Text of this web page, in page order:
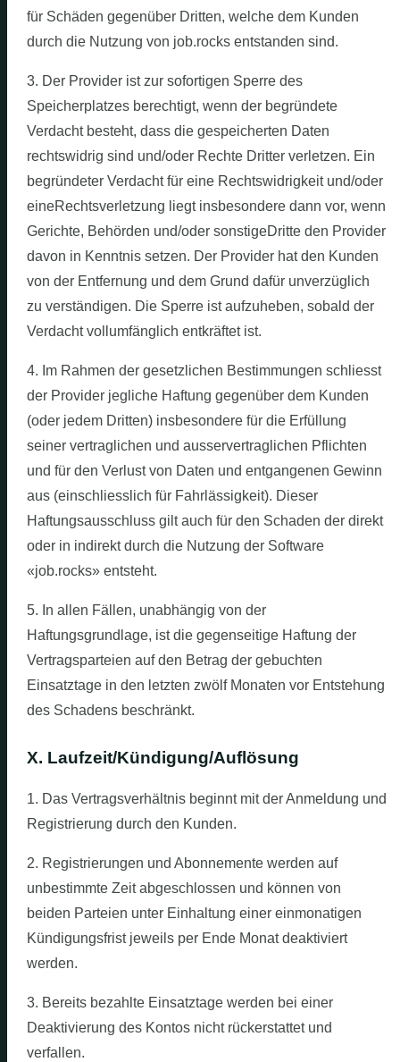
für Schäden gegenüber Dritten, welche dem Kunden
durch die Nutzung von job.rocks entstanden sind.
3. Der Provider ist zur sofortigen Sperre des
Speicherplatzes berechtigt, wenn der begründete
Verdacht besteht, dass die gespeicherten Daten
rechtswidrig sind und/oder Rechte Dritter verletzen. Ein
begründeter Verdacht für eine Rechtswidrigkeit und/oder
eineRechtsverletzung liegt insbesondere dann vor, wenn
Gerichte, Behörden und/oder sonstigeDritte den Provider
davon in Kenntnis setzen. Der Provider hat den Kunden
von der Entfernung und dem Grund dafür unverzüglich
zu verständigen. Die Sperre ist aufzuheben, sobald der
Verdacht vollumfänglich entkräftet ist.
4. Im Rahmen der gesetzlichen Bestimmungen schliesst
der Provider jegliche Haftung gegenüber dem Kunden
(oder jedem Dritten) insbesondere für die Erfüllung
seiner vertraglichen und ausservertraglichen Pflichten
und für den Verlust von Daten und entgangenen Gewinn
aus (einschliesslich für Fahrlässigkeit). Dieser
Haftungsausschluss gilt auch für den Schaden der direkt
oder in indirekt durch die Nutzung der Software
«job.rocks» entsteht.
5. In allen Fällen, unabhängig von der
Haftungsgrundlage, ist die gegenseitige Haftung der
Vertragsparteien auf den Betrag der gebuchten
Einsatztage in den letzten zwölf Monaten vor Entstehung
des Schadens beschränkt.
X. Laufzeit/Kündigung/Auflösung
1. Das Vertragsverhältnis beginnt mit der Anmeldung und
Registrierung durch den Kunden.
2. Registrierungen und Abonnemente werden auf
unbestimmte Zeit abgeschlossen und können von
beiden Parteien unter Einhaltung einer einmonatigen
Kündigungsfrist jeweils per Ende Monat deaktiviert
werden.
3. Bereits bezahlte Einsatztage werden bei einer
Deaktivierung des Kontos nicht rückerstattet und
verfallen.